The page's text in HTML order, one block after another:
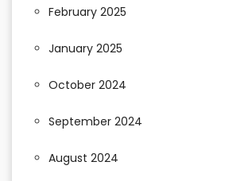
February 2025
January 2025
October 2024
September 2024
August 2024